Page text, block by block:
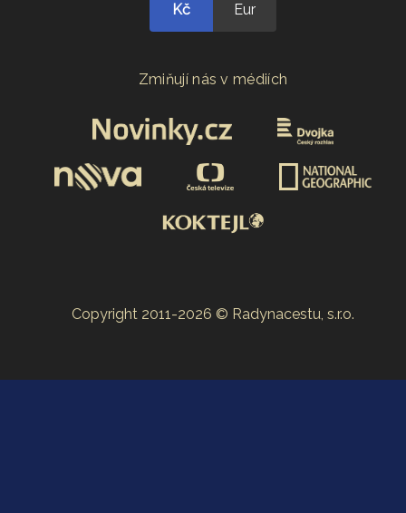
Kč Eur
Zmiňují nás v médiích
Copyright 2011-2026 © Radynacestu, s.r.o.